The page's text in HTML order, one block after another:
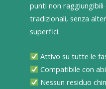
punti non
tradizionali, senza
superfici.
Attivo su tutte le
Compatibile con
Nessun residuo